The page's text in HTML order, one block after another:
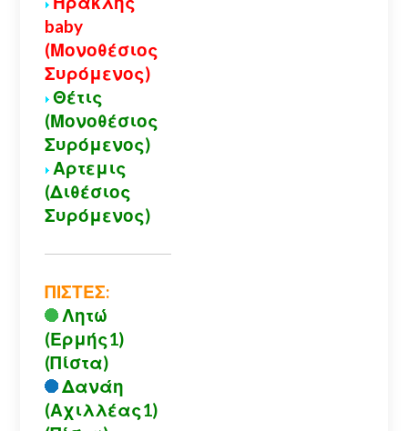
baby
(Μονοθέσιος
Συρόμενος)
Θέτις
(Μονοθέσιος
Συρόμενος)
Αρτεμις
(Διθέσιος
Συρόμενος)
ΠΙΣΤΕΣ:
Λητώ
(Ερμής1)
(Πίστα)
Δανάη
(Αχιλλέας1)